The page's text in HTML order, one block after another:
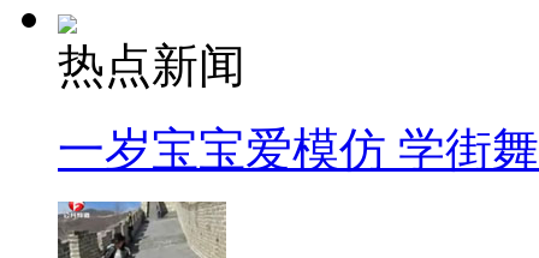
热点新闻
一岁宝宝爱模仿 学街